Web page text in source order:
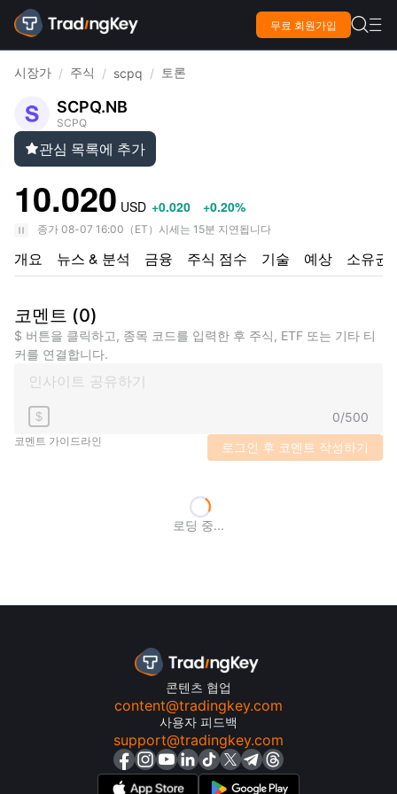
무료 회원가입  
시장가 / 주식 / scpq / 토론
SCPQ.NB
SCPQ
관심 목록에 추가
10.020 USD +0.020 +0.20%
종가 08-07 16:00 （ ET ） 시세는 15분 지연됩니다
개요 뉴스 & 분석 금융 주식 점수 기술 예상 소유권
코멘트 (0)
$ 버튼을 클릭하고, 종목 코드를 입력한 후 주식, ETF 또는 기타 티
커를 연결합니다.
$ 0/500
코멘트 가이드라인 로그인 후 코멘트 작성하기
로딩 중...
콘텐츠 협업
content@tradingkey.com
사용자 피드백
support@tradingkey.com